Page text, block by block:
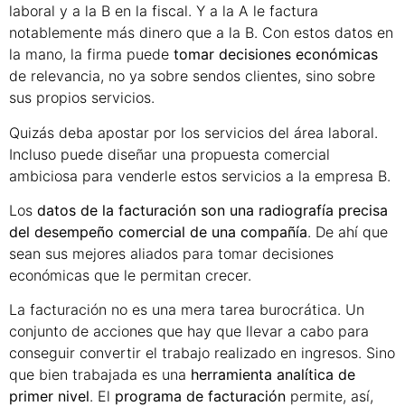
laboral y a la B en la fiscal. Y a la A le factura
notablemente más dinero que a la B. Con estos datos en
la mano, la firma puede tomar decisiones económicas
de relevancia, no ya sobre sendos clientes, sino sobre
sus propios servicios.
Quizás deba apostar por los servicios del área laboral.
Incluso puede diseñar una propuesta comercial
ambiciosa para venderle estos servicios a la empresa B.
Los datos de la facturación son una radiografía precisa
del desempeño comercial de una compañía. De ahí que
sean sus mejores aliados para tomar decisiones
económicas que le permitan crecer.
La facturación no es una mera tarea burocrática. Un
conjunto de acciones que hay que llevar a cabo para
conseguir convertir el trabajo realizado en ingresos. Sino
que bien trabajada es una herramienta analítica de
primer nivel. El programa de facturación permite, así,